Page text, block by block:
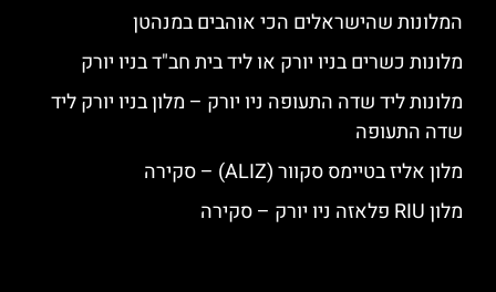
המלונות שהישראלים הכי אוהבים במנהטן
מלונות כשרים בניו יורק או ליד בית חב"ד בניו יורק
מלונות ליד שדה התעופה ניו יורק – מלון בניו יורק ליד
שדה התעופה
מלון אליז בטיימס סקוור (ALIZ) – סקירה
מלון RIU פלאזה ניו יורק – סקירה